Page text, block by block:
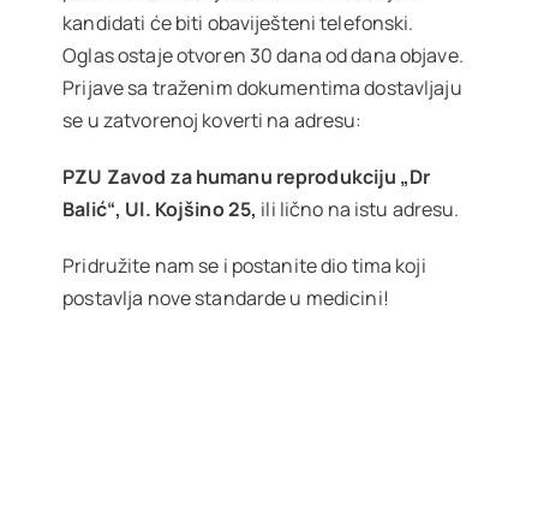
kandidati će biti obaviješteni telefonski.
Oglas ostaje otvoren 30 dana od dana objave.
Prijave sa traženim dokumentima dostavljaju
se u zatvorenoj koverti na adresu:
PZU Zavod za humanu reprodukciju „Dr
Balić“, Ul. Kojšino 25, ili lično na istu adresu.
Pridružite nam se i postanite dio tima koji
postavlja nove standarde u medicini!